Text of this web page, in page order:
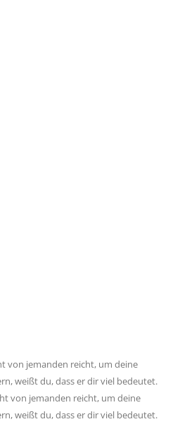
von jemanden reicht, um deine
weißt du, dass er dir viel bedeutet.
von jemanden reicht, um deine
weißt du, dass er dir viel bedeutet.